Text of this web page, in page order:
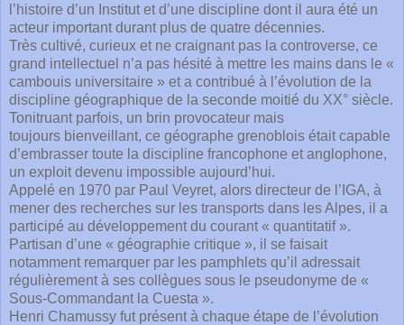
l’histoire d’un Institut et d’une discipline dont il aura été un
acteur important durant plus de quatre décennies.
Très cultivé, curieux et ne craignant pas la controverse, ce
grand intellectuel n’a pas hésité à mettre les mains dans le «
cambouis universitaire » et a contribué à l’évolution de la
discipline géographique de la seconde moitié du XX° siècle.
Tonitruant parfois, un brin provocateur mais
toujours bienveillant, ce géographe grenoblois était capable
d’embrasser toute la discipline francophone et anglophone,
un exploit devenu impossible aujourd’hui.
Appelé en 1970 par Paul Veyret, alors directeur de l’IGA, à
mener des recherches sur les transports dans les Alpes, il a
participé au développement du courant « quantitatif ».
Partisan d’une « géographie critique », il se faisait
notamment remarquer par les pamphlets qu’il adressait
régulièrement à ses collègues sous le pseudonyme de «
Sous-Commandant la Cuesta ».
Henri Chamussy fut présent à chaque étape de l’évolution